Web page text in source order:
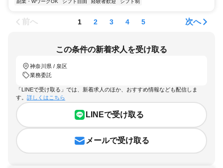
副業・WワークOK シフト自由 経験者歓迎 シフト制
前へ 1 2 3 4 5 次へ
この条件の新着求人を受け取る
神奈川県 / 泉区
業務委託
「LINEで受け取る」では、新着求人のほか、おすすめ情報なども配信しま
す。 詳しくはこちら
LINEで受け取る
メールで受け取る